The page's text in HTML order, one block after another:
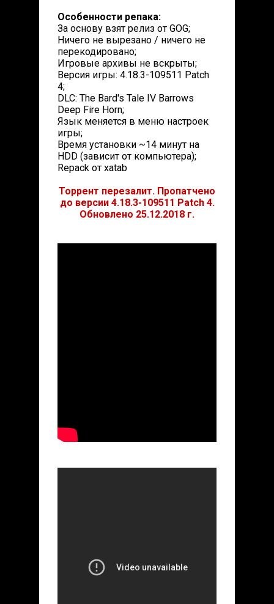
Особенности репака:
За основу взят релиз от GOG;
Ничего не вырезано / ничего не
перекодировано;
Игровые архивы не вскрыты;
Версия игры: 4.18.3-109511 Patch
4;
DLC: The Bard's Tale IV Barrows
Deep Fire Horn;
Язык меняется в меню настроек
игры;
Время установки ~14 минут на
HDD (зависит от компьютера);
Repack от xatab
Торрент перезалит. Пропатчено
до версии 4.18.3-109511 Patch 4.
Обновлено 25.12.2018 г.